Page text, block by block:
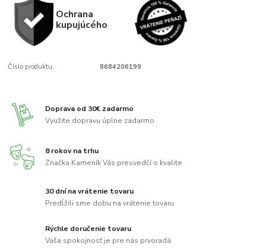
Ochrana
kupujúcého
Číslo produktu: 8684206199
Doprava od 30€ zadarmo
Využite dopravu úplne zadarmo
8 rokov na trhu
Značka Kameník Vás presvedčí o kvalite
30 dní na vrátenie tovaru
Predĺžili sme dobu na vrátenie tovaru
Rýchle doručenie tovaru
Vaša spokojnosť je pre nás prvoradá